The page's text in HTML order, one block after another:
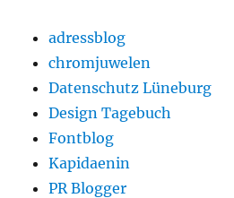
adressblog
chromjuwelen
Datenschutz Lüneburg
Design Tagebuch
Fontblog
Kapidaenin
PR Blogger